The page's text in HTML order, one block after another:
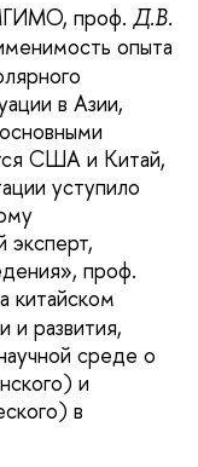
проф. Д.В.
опыта
в Азии,
США и Китай,
уступило
эксперт,
проф.
китайском
развития,
среде о
и
в